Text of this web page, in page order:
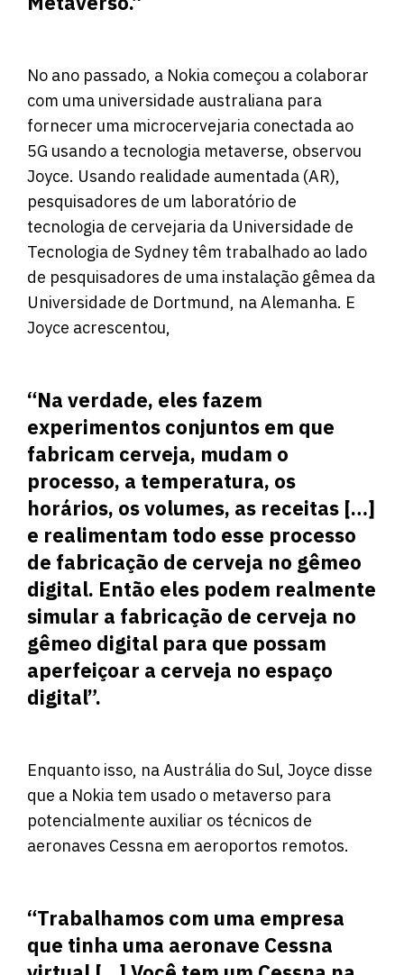
No ano passado, a Nokia começou a colaborar
com uma universidade australiana para
fornecer uma microcervejaria conectada ao
5G usando a tecnologia metaverse, observou
Joyce. Usando realidade aumentada (AR),
pesquisadores de um laboratório de
tecnologia de cervejaria da Universidade de
Tecnologia de Sydney têm trabalhado ao lado
de pesquisadores de uma instalação gêmea da
Universidade de Dortmund, na Alemanha. E
Joyce acrescentou,
“Na verdade, eles fazem
experimentos conjuntos em que
fabricam cerveja, mudam o
processo, a temperatura, os
horários, os volumes, as receitas […]
e realimentam todo esse processo
de fabricação de cerveja no gêmeo
digital. Então eles podem realmente
simular a fabricação de cerveja no
gêmeo digital para que possam
aperfeiçoar a cerveja no espaço
digital”.
Enquanto isso, na Austrália do Sul, Joyce disse
que a Nokia tem usado o metaverso para
potencialmente auxiliar os técnicos de
aeronaves Cessna em aeroportos remotos.
“Trabalhamos com uma empresa
que tinha uma aeronave Cessna